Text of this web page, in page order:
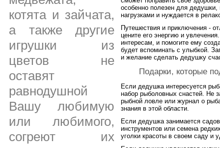
котята и зайчата,
а также другие
игрушки из
цветов не
оставят
равнодушной
Вашу любимую
или любимого,
согреют их
особенно полезен для дедушки,
нагрузками и нуждается в
Путешествия и приключения -
цените его энергию и
интересам, и помогите ему
будет вспоминать с улыбкой.
и желание сделать дедушку
Подарки, которые
Если дедушка интересуется
набор рыболовных снастей. Не
рыбной ловле или журнал о
знания в этой области.
Если дедушка занимается
инструментов или семена
уголки красоты в своем саду и